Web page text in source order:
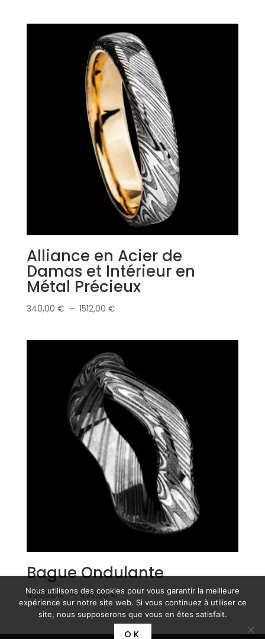
410,00 €
à
435,00 €
Alliance en Acier de
Damas et Intérieur en
Métal Précieux
340,00 € – 1512,00 €Plage
à
1512,00 €
Bague Ondulante
400,00€ – 430,00€Plage
de
prix :
400,00 €
Nous utilisons des cookies pour vous garantir la meilleure
expérience sur notre site web. Si vous continuez à utiliser ce
site, nous supposerons que vous en êtes satisfait.
OK